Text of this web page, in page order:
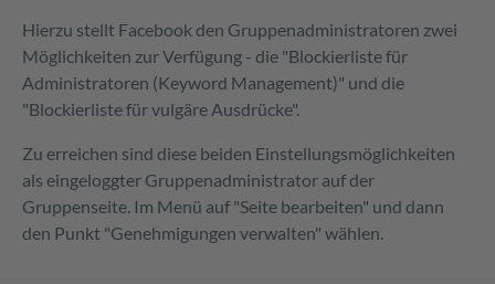
Hierzu stellt Facebook den Gruppenadministratoren zwei
Möglichkeiten zur Verfügung - die "Blockierliste für
Administratoren (Keyword Management)" und die
"Blockierliste für vulgäre Ausdrücke".
Zu erreichen sind diese beiden Einstellungsmöglichkeiten
als eingeloggter Gruppenadministrator auf der
Gruppenseite. Im Menü auf "Seite bearbeiten" und dann
den Punkt "Genehmigungen verwalten" wählen.